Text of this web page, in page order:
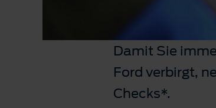
Damit Sie
Ford verbirgt,
Checks*.